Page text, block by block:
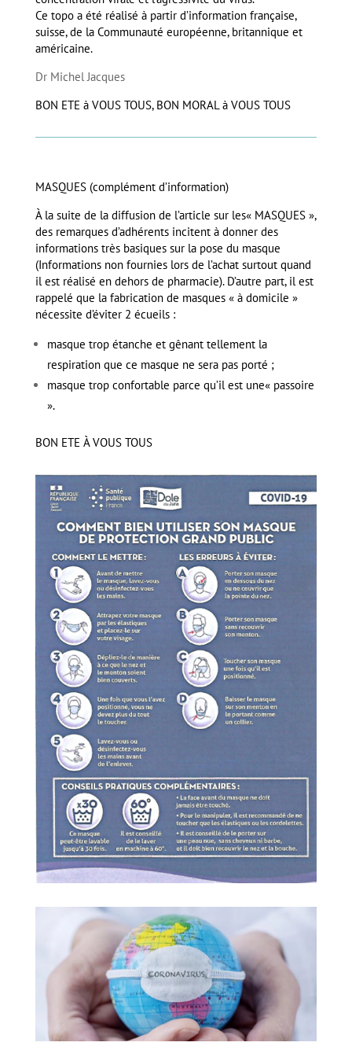
Ce topo a été réalisé à partir d’information française,
suisse, de la Communauté européenne, britannique et
américaine.
Dr Michel Jacques
BON ETE à VOUS TOUS, BON MORAL à VOUS TOUS
MASQUES (complément d’information)
À la suite de la diffusion de l’article sur les« MASQUES »,
des remarques d’adhérents incitent à donner des
informations très basiques sur la pose du masque
(Informations non fournies lors de l’achat surtout quand
il est réalisé en dehors de pharmacie). D’autre part, il est
rappelé que la fabrication de masques « à domicile »
nécessite d’éviter 2 écueils :
masque trop étanche et gênant tellement la
respiration que ce masque ne sera pas porté ;
masque trop confortable parce qu’il est une« passoire
».
BON ETE À VOUS TOUS